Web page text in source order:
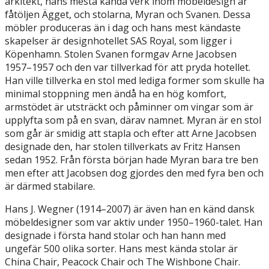
fåtöljen Ägget, och stolarna, Myran och Svanen. Dessa
möbler produceras än i dag och hans mest kändaste
skapelser är designhotellet SAS Royal, som ligger i
Köpenhamn. Stolen Svanen formgav Arne Jacobsen
1957–1957 och den var tillverkad för att pryda hotellet.
Han ville tillverka en stol med lediga former som skulle ha
minimal stoppning men ändå ha en hög komfort,
armstödet är utsträckt och påminner om vingar som är
upplyfta som på en svan, därav namnet. Myran är en stol
som går är smidig att stapla och efter att Arne Jacobsen
designade den, har stolen tillverkats av Fritz Hansen
sedan 1952. Från första början hade Myran bara tre ben
men efter att Jacobsen dog gjordes den med fyra ben och
är därmed stabilare.
Hans J. Wegner (1914–2007) är även han en känd dansk
möbeldesigner som var aktiv under 1950–1960-talet. Han
designade i första hand stolar och han hann med
ungefär 500 olika sorter. Hans mest kända stolar är
China Chair, Peacock Chair och The Wishbone Chair.